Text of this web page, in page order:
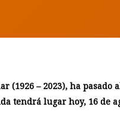
(1926 – 2023), ha
tendrá lugar hoy, 16 de